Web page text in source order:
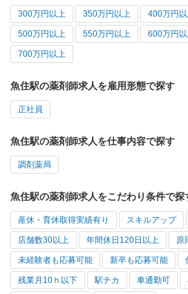
300万円以上 350万円以上 400万円
500万円以上 550万円以上 600万円
700万円以上
魚住駅の薬剤師求人を雇用形態で探す
正社員
魚住駅の薬剤師求人を仕事内容で探す
調剤薬局
魚住駅の薬剤師求人をこだわり条件で探
産休・育休取得実績有り スキルアップ
店舗数30以上 年間休日120日以上 原
未経験者も応募可能 新卒も応募可能
残業月10ｈ以下 駅チカ 車通勤可